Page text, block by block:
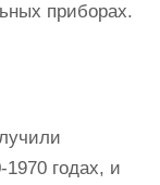
приборах.
годах, и